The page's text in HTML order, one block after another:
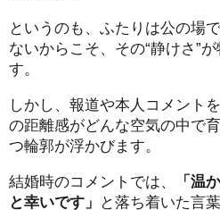
というのも、ふたりは公の場
ないからこそ、その“静けさ”
す。
しかし、報道や本人コメント
の距離感がどんな空気の中で
つ輪郭が浮かびます。
結婚時のコメントでは、
「温
と幸いです」
と落ち着いた言